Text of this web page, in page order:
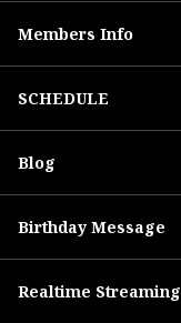
Members Info
SCHEDULE
Blog
Birthday Message
Realtime Streaming